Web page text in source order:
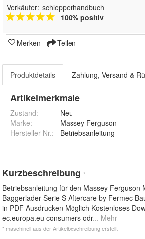
Verkäufer: schlepperhandbuch
100% positiv
Merken Teilen
Produktdetails Zahlung, Versand &
Artikelmerkmale
Zustand:
Neu
Marke:
Massey Ferguson
Hersteller Nr.:
Betriebsanleitung
Kurzbeschreibung *
Betriebsanleitung für den Massey Ferguson
Baggerlader Serie S Aftercare by Fermec
in PDF Ausdrucken Möglich Kostenloses
ec.europa.eu consumers odr... Mehr
* maschinell aus der Artikelbeschreibung erstellt